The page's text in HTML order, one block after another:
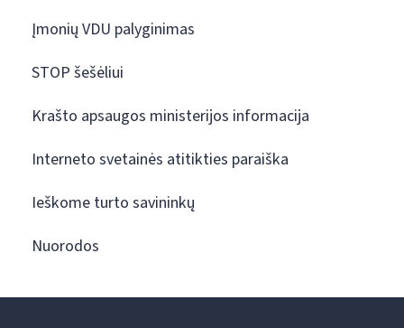
Įmonių VDU palyginimas
STOP šešėliui
Krašto apsaugos ministerijos informacija
Interneto svetainės atitikties paraiška
Ieškome turto savininkų
Nuorodos